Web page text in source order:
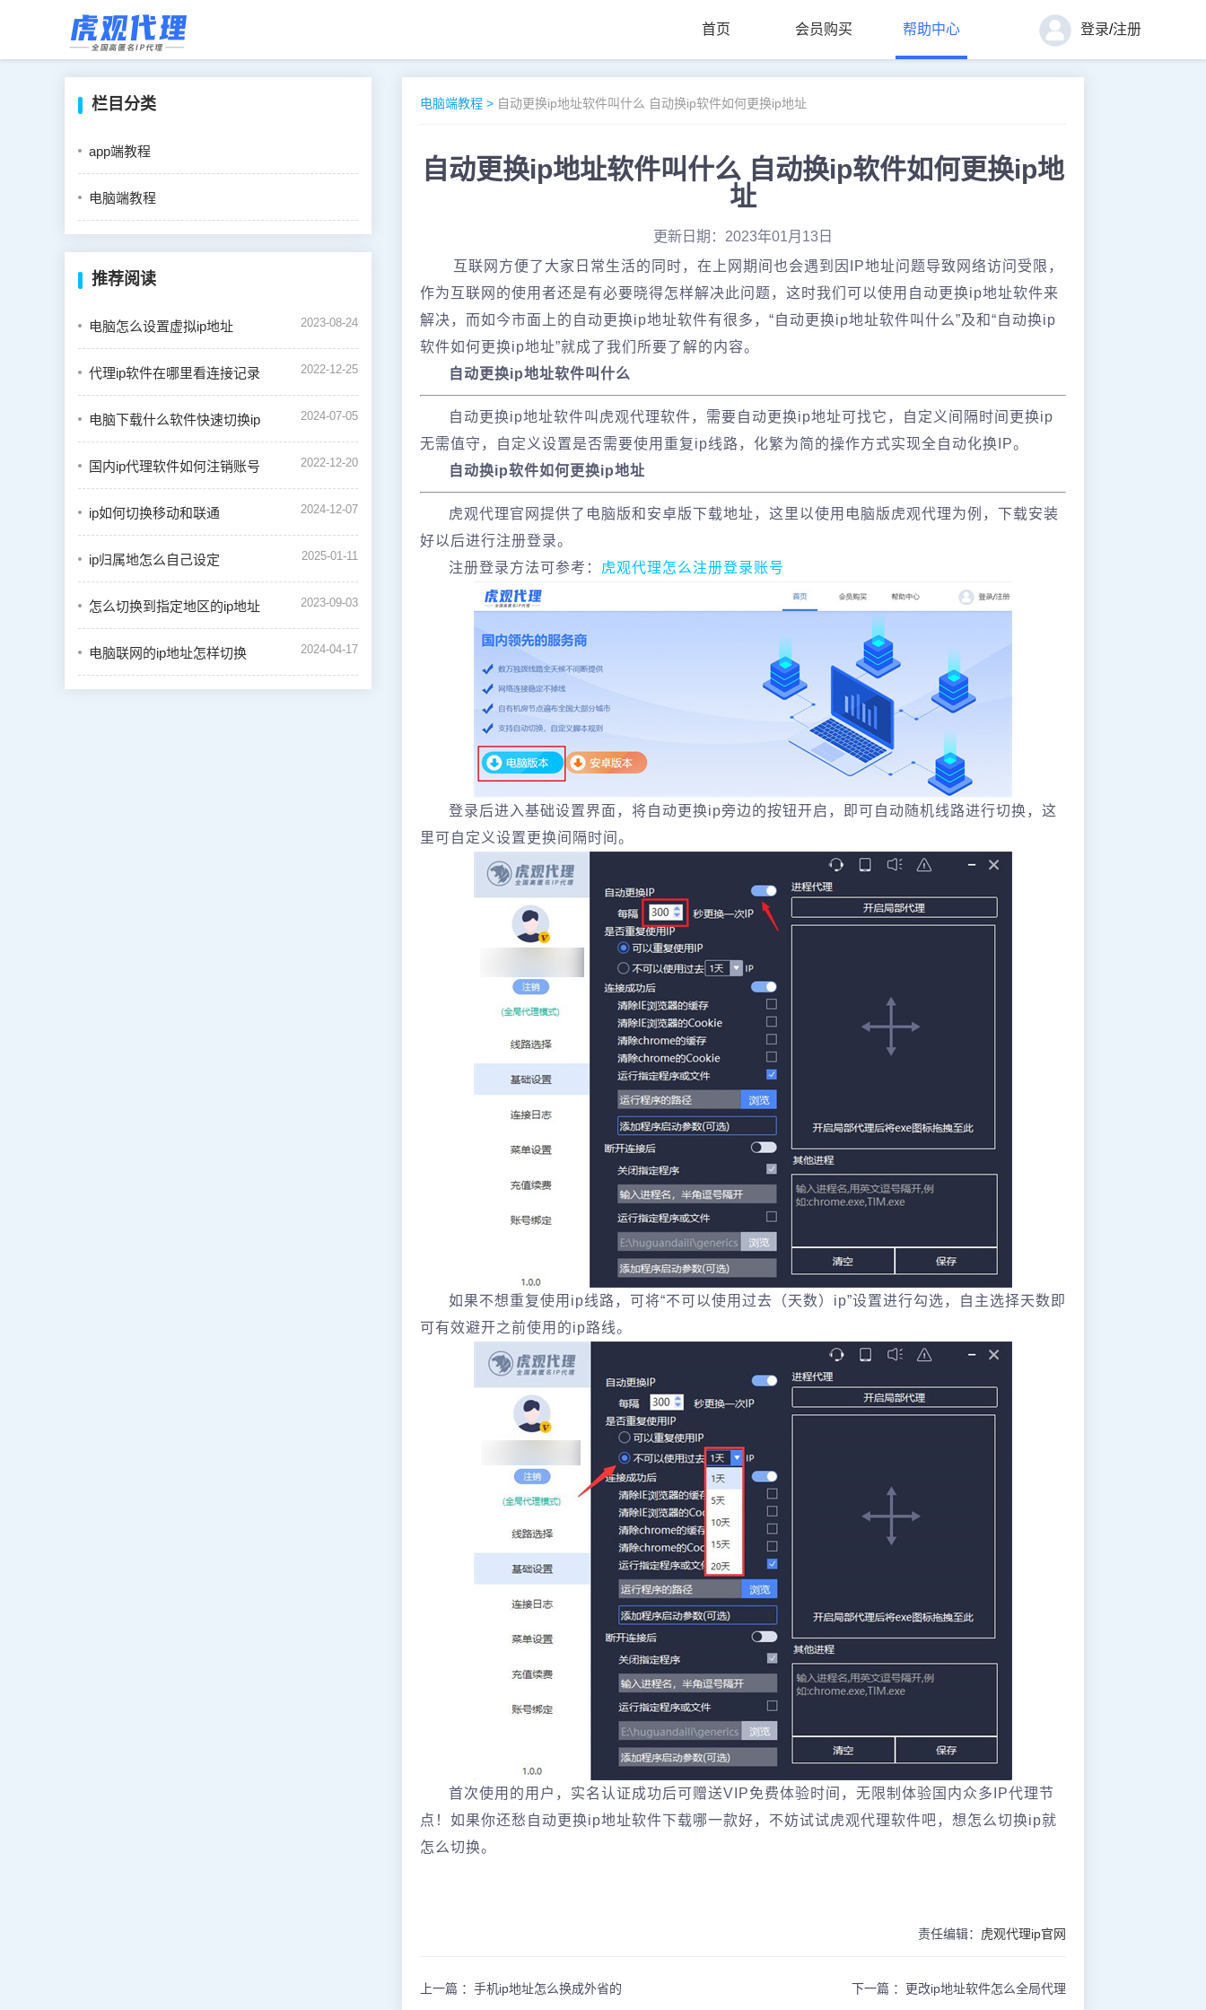
首页 会员购买 帮助中心 登录/注册
栏目分类
app端教程
电脑端教程
推荐阅读
电脑怎么设置虚拟ip地址 2023-08-24
代理ip软件在哪里看连接记录 2022-12-25
电脑下载什么软件快速切换ip 2024-07-05
国内ip代理软件如何注销账号 2022-12-20
ip如何切换移动和联通 2024-12-07
ip归属地怎么自己设定 2025-01-11
怎么切换到指定地区的ip地址 2023-09-03
电脑联网的ip地址怎样切换 2024-04-17
电脑端教程 > 自动更换ip地址软件叫什么 自动换ip软件如何更换ip地址
自动更换ip地址软件叫什么 自动换ip软件如何更换ip地
址
更新日期：2023年01月13日
互联网方便了大家日常生活的同时，在上网期间也会遇到因IP地址问题导致网络访问受限，
作为互联网的使用者还是有必要晓得怎样解决此问题，这时我们可以使用自动更换ip地址软件来
解决，而如今市面上的自动更换ip地址软件有很多，“自动更换ip地址软件叫什么”及和“自动换ip
软件如何更换ip地址”就成了我们所要了解的内容。
自动更换ip地址软件叫什么
自动更换ip地址软件叫虎观代理软件，需要自动更换ip地址可找它，自定义间隔时间更换ip
无需值守，自定义设置是否需要使用重复ip线路，化繁为简的操作方式实现全自动化换IP。
自动换ip软件如何更换ip地址
虎观代理官网提供了电脑版和安卓版下载地址，这里以使用电脑版虎观代理为例，下载安装
好以后进行注册登录。
注册登录方法可参考： 虎观代理怎么注册登录账号
登录后进入基础设置界面，将自动更换ip旁边的按钮开启，即可自动随机线路进行切换，这
里可自定义设置更换间隔时间。
如果不想重复使用ip线路，可将“不可以使用过去（天数）ip”设置进行勾选，自主选择天数即
可有效避开之前使用的ip路线。
首次使用的用户，实名认证成功后可赠送VIP免费体验时间，无限制体验国内众多IP代理节
点！如果你还愁自动更换ip地址软件下载哪一款好，不妨试试虎观代理软件吧，想怎么切换ip就
怎么切换。
责任编辑： 虎观代理ip官网
上一篇 ： 手机ip地址怎么换成外省的 下一篇 ： 更改ip地址软件怎么全局代理